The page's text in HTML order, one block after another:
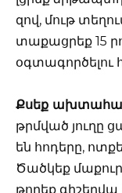
զով, մութ
տաքացրեք 15
օգտագործելու
Քսեք
թրմված յուղը
են հոդերը,
Ծածկեք
թողեք գիշերվա